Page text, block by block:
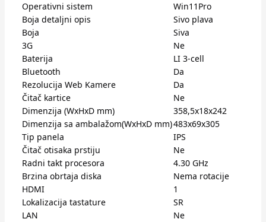
Operativni sistem
Win11Pro
Boja detaljni opis
Sivo plava
Boja
Siva
3G
Ne
Baterija
LI 3-cell
Bluetooth
Da
Rezolucija Web Kamere
Da
Čitač kartice
Ne
Dimenzija (WxHxD mm)
358,5x18x242
Dimenzija sa ambalažom(WxHxD mm)483x69x305
Tip panela
IPS
Čitač otisaka prstiju
Ne
Radni takt procesora
4.30 GHz
Brzina obrtaja diska
Nema rotacije
HDMI
1
Lokalizacija tastature
SR
LAN
Ne